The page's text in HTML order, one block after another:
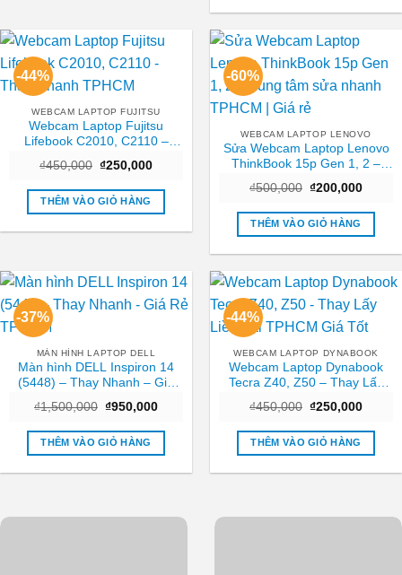
-44%
WEBCAM LAPTOP FUJITSU
Webcam Laptop Fujitsu
Lifebook C2010, C2110 –
₫450,000 Giá
là:
₫450,000.
₫250,000Giá
tại
₫250,000.
THÊM VÀO GIỎ HÀNG
-60%
WEBCAM LAPTOP LENOVO
Sửa Webcam Laptop Lenovo
ThinkBook 15p Gen 1, 2 –
| Giá rẻ
₫500,000 Giá
là:
₫500,000.
₫200,000Giá
tại
THÊM VÀO GIỎ HÀNG
-37%
MÀN HÌNH LAPTOP DELL
Màn hình DELL Inspiron 14
(5448) – Thay Nhanh – Giá
₫1,500,000 Giá
là:
₫1,500,000.
₫950,000Giá
tại
₫950,000.
THÊM VÀO GIỎ HÀNG
-44%
WEBCAM LAPTOP DYNABOOK
Webcam Laptop Dynabook
Tecra Z40, Z50 – Thay Lấy
₫450,000 Giá
là:
₫450,000.
₫250,000Giá
tại
THÊM VÀO GIỎ HÀNG